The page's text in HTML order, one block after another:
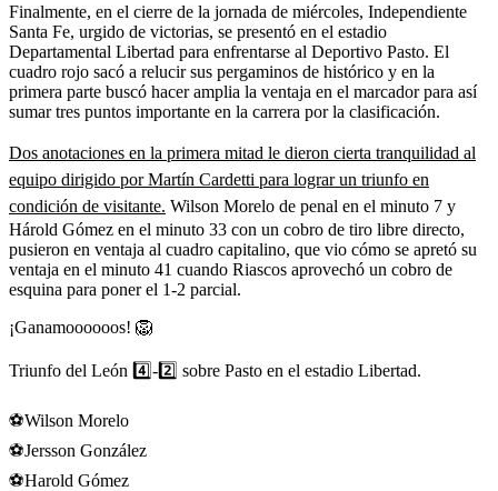
Finalmente, en el cierre de la jornada de miércoles, Independiente
Santa Fe, urgido de victorias, se presentó en el estadio
Departamental Libertad para enfrentarse al Deportivo Pasto. El
cuadro rojo sacó a relucir sus pergaminos de histórico y en la
primera parte buscó hacer amplia la ventaja en el marcador para así
sumar tres puntos importante en la carrera por la clasificación.
Dos anotaciones en la primera mitad le dieron cierta tranquilidad al
equipo dirigido por Martín Cardetti para lograr un triunfo en
condición de visitante. Wilson Morelo de penal en el minuto 7 y
Hárold Gómez en el minuto 33 con un cobro de tiro libre directo,
pusieron en ventaja al cuadro capitalino, que vio cómo se apretó su
ventaja en el minuto 41 cuando Riascos aprovechó un cobro de
esquina para poner el 1-2 parcial.
¡Ganamoooooos! 🦁
Triunfo del León 4️⃣-2️⃣ sobre Pasto en el estadio Libertad.
⚽️Wilson Morelo
⚽️Jersson González
⚽️Harold Gómez